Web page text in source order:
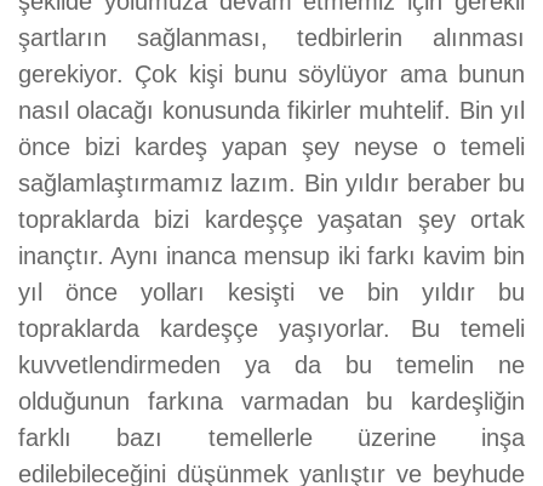
şartların sağlanması, tedbirlerin alınması
gerekiyor. Çok kişi bunu söylüyor ama bunun
nasıl olacağı konusunda fikirler muhtelif. Bin yıl
önce bizi kardeş yapan şey neyse o temeli
sağlamlaştırmamız lazım. Bin yıldır beraber bu
topraklarda bizi kardeşçe yaşatan şey ortak
inançtır. Aynı inanca mensup iki farkı kavim bin
yıl önce yolları kesişti ve bin yıldır bu
topraklarda kardeşçe yaşıyorlar. Bu temeli
kuvvetlendirmeden ya da bu temelin ne
olduğunun farkına varmadan bu kardeşliğin
farklı bazı temellerle üzerine inşa
edilebileceğini düşünmek yanlıştır ve beyhude